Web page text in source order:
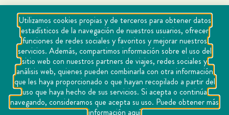
Copyright Querétaro Travel 2021 | v 1.1
Cookies
Utilizamos cookies propias y de terceros para obtener datos
estadísticos de la navegación de nuestros usuarios, ofrecer
funciones de redes sociales y favoritos y mejorar nuestros
servicios. Además, compartimos información sobre el uso del
sitio web con nuestros partners de viajes, redes sociales y
análisis web, quienes pueden combinarla con otra información
que les haya proporcionado o que hayan recopilado a partir del
uso que haya hecho de sus servicios. Si acepta o continúa
navegando, consideramos que acepta su uso. Puede obtener más
información aquí